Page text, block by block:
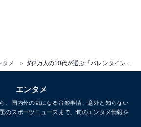
タメ
エンタメ
、国内外の気になる音楽事情、意外と知らない
のスポーツニュースまで、旬のエンタメ情報を